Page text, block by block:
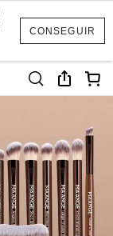
CONSEGUIR